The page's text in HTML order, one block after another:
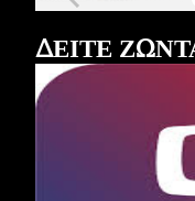
ΔΕΙΤΕ